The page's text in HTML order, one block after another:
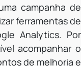
campanha de
ferramentas de
Analytics. Por
acompanhar o
de melhoria e